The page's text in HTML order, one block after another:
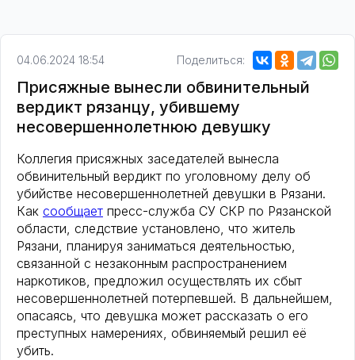
04.06.2024 18:54 Поделиться:
Присяжные вынесли обвинительный
вердикт рязанцу, убившему
несовершеннолетнюю девушку
️Коллегия присяжных заседателей вынесла
обвинительный вердикт по уголовному делу об
убийстве несовершеннолетней девушки в Рязани.
Как сообщает пресс-служба СУ СКР по Рязанской
области, следствие установлено, что житель
Рязани, планируя заниматься деятельностью,
связанной с незаконным распространением
наркотиков, предложил осуществлять их сбыт
несовершеннолетней потерпевшей. В дальнейшем,
опасаясь, что девушка может рассказать о его
преступных намерениях, обвиняемый решил её
убить.